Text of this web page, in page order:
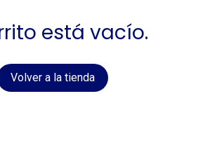
está vacío.
Volver a la tienda